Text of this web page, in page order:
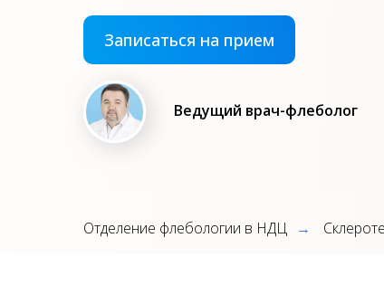
Записаться на прием
Ведущий врач-флеболог
Отделение флебологии в НДЦ →